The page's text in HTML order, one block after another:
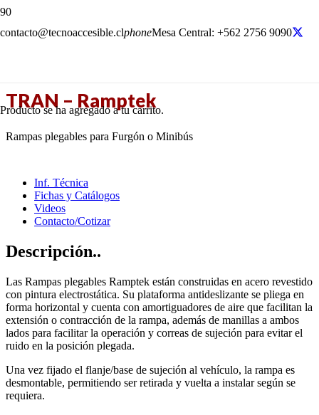
contacto@tecnoaccesible.clphoneMesa Central: +562 2756 9090
Productose ha agregado a tu carrito.
TRAN – Ramptek
Rampas plegables para Furgón o Minibús
Inf. Técnica
Fichas y Catálogos
Videos
Contacto/Cotizar
Descripción..
Las Rampas plegables Ramptek están construidas en acero revestido
con pintura electrostática. Su plataforma antideslizante se pliega en
forma horizontal y cuenta con amortiguadores de aire que facilitan la
extensión o contracción de la rampa, además de manillas a ambos
lados para facilitar la operación y correas de sujeción para evitar el
ruido en la posición plegada.
Una vez fijado el flanje/base de sujeción al vehículo, la rampa es
desmontable, permitiendo ser retirada y vuelta a instalar según se
requiera.